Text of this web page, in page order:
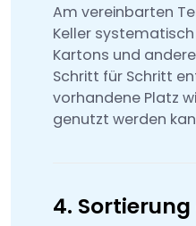
Am vereinbarten
Keller
Kartons und
Schritt für Schritt
vorhandene Platz
genutzt werden
4.